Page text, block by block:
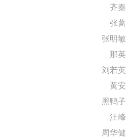
齐秦
张蔷
张明敏
那英
刘若英
黄安
黑鸭子
汪峰
周华健